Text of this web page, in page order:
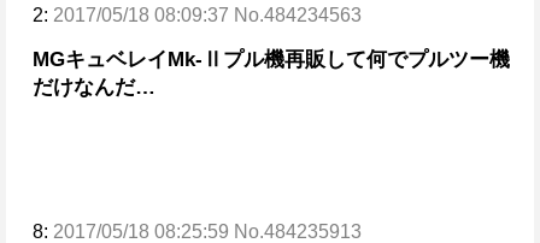
2: 2017/05/18 08:09:37 No.484234563
MGキュベレイMk-Ⅱプル機再販して何でプルツー機
だけなんだ…
8: 2017/05/18 08:25:59 No.484235913